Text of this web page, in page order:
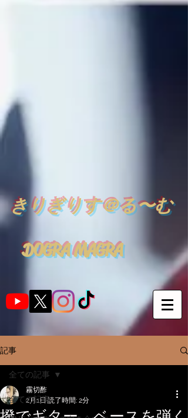
​きりぎりす＠る〜む
DOGRA MAGRA
記事
全ての記事
全ての記事
霧切酢
2月1日読了時間: 2分